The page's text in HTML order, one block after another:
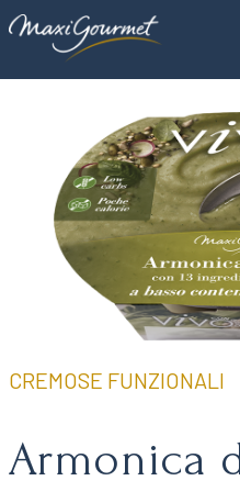
CREMOSE FUNZIONALI
Armonica
Richiedi
Armonica di
ingredienti
basso